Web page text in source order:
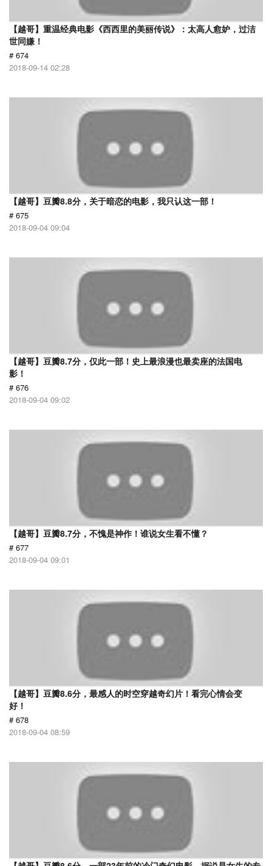
【越哥】重温经典电影《西西里的美丽传说》：太高人愈妒，过洁
世同嫌！
# 674
2018-09-14 02:28
【越哥】豆瓣8.8分，关于暗恋的电影，我只认这一部！
# 675
2018-09-04 09:04
【越哥】豆瓣8.7分，仅此一部！史上最浪漫也最卖座的法国电
影！
# 676
2018-09-04 09:02
【越哥】豆瓣8.7分，不愧是神作！谁说女生看不懂？
# 677
2018-09-04 09:01
【越哥】豆瓣8.6分，最感人的时空穿越奇幻片！看完心情会变
好！
# 678
2018-09-04 08:59